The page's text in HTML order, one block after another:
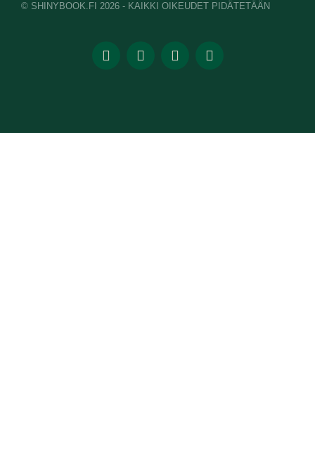
© SHINYBOOK.FI 2026 - KAIKKI OIKEUDET PIDÄTETÄÄN